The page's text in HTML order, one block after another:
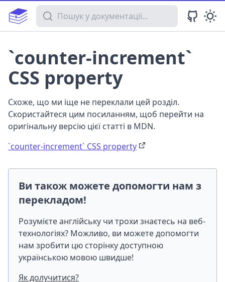
Пошук у документації
`counter-increment`
CSS property
Схоже, що ми іще не переклали цей розділ.
Скористайтеся цим посиланням, щоб перейти на
оригінальну версію цієї статті в MDN.
`counter-increment` CSS property
Ви також можете допомогти нам з
перекладом!
Розумієте англійську чи трохи знаєтесь на веб-
технологіях? Можливо, ви можете допомогти
нам зробити цю сторінку доступною
українською мовою швидше!
Як долучитися?